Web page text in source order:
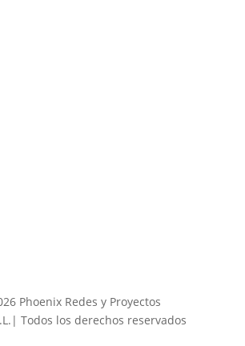
Phoenix Redes y Proyectos
Todos los derechos reservados